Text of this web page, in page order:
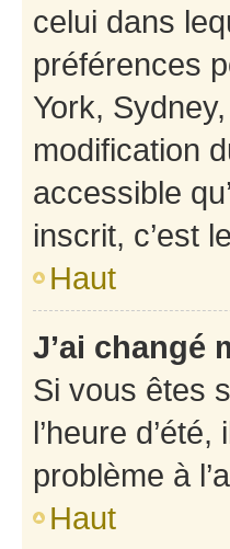
celui dans
préférences
York,
modification
accessible
inscrit, c’est
Haut
J’ai changé
Si vous êtes
l’heure
problème à
Haut